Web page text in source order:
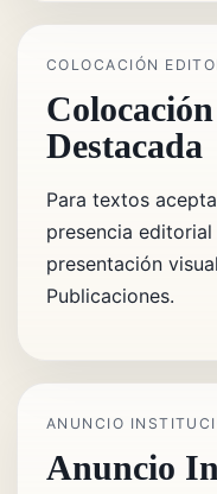
COLOCACIÓN
Destacada
Para textos
presencia
presentación
Publicaciones.
ANUNCIO
Anuncio